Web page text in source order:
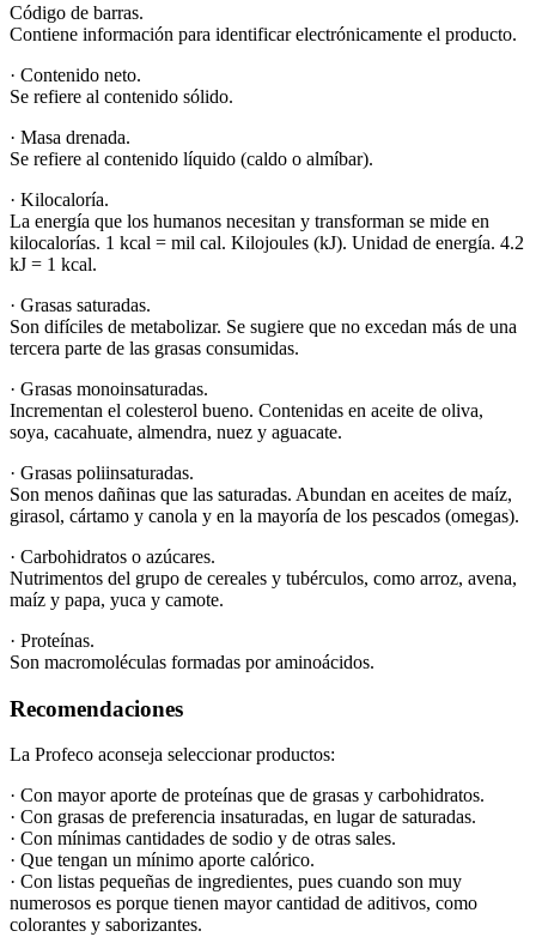
Código de barras.
Contiene información para identificar electrónicamente el producto.
· Contenido neto.
Se refiere al contenido sólido.
· Masa drenada.
Se refiere al contenido líquido (caldo o almíbar).
· Kilocaloría.
La energía que los humanos necesitan y transforman se mide en
kilocalorías. 1 kcal = mil cal. Kilojoules (kJ). Unidad de energía. 4.2
kJ = 1 kcal.
· Grasas saturadas.
Son difíciles de metabolizar. Se sugiere que no excedan más de una
tercera parte de las grasas consumidas.
· Grasas monoinsaturadas.
Incrementan el colesterol bueno. Contenidas en aceite de oliva,
soya, cacahuate, almendra, nuez y aguacate.
· Grasas poliinsaturadas.
Son menos dañinas que las saturadas. Abundan en aceites de maíz,
girasol, cártamo y canola y en la mayoría de los pescados (omegas).
· Carbohidratos o azúcares.
Nutrimentos del grupo de cereales y tubérculos, como arroz, avena,
maíz y papa, yuca y camote.
· Proteínas.
Son macromoléculas formadas por aminoácidos.
Recomendaciones
La Profeco aconseja seleccionar productos:
· Con mayor aporte de proteínas que de grasas y carbohidratos.
· Con grasas de preferencia insaturadas, en lugar de saturadas.
· Con mínimas cantidades de sodio y de otras sales.
· Que tengan un mínimo aporte calórico.
· Con listas pequeñas de ingredientes, pues cuando son muy
numerosos es porque tienen mayor cantidad de aditivos, como
colorantes y saborizantes.